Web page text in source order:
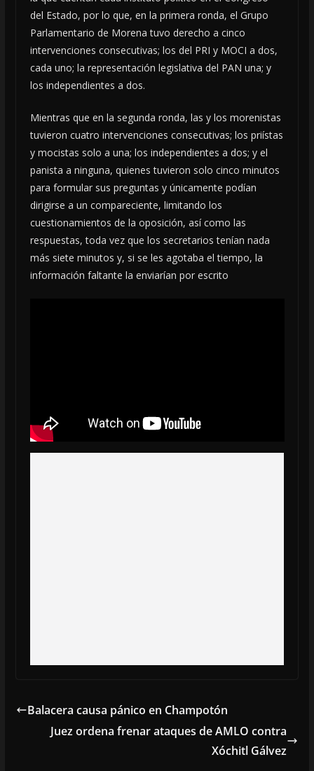
del Estado, por lo que, en la primera ronda, el Grupo
Parlamentario de Morena tuvo derecho a cinco
intervenciones consecutivas; los del PRI y MOCI a dos,
cada uno; la representación legislativa del PAN una; y
los independientes a dos.
Mientras que en la segunda ronda, las y los morenistas
tuvieron cuatro intervenciones consecutivas; los priístas
y mocistas solo a una; los independientes a dos; y el
panista a ninguna, quienes tuvieron solo cinco minutos
para formular sus preguntas y únicamente podían
dirigirse a un compareciente, limitando los
cuestionamientos de la oposición, así como las
respuestas, toda vez que los secretarios tenían nada
más siete minutos y, si se les agotaba el tiempo, la
información faltante la enviarían por escrito
Balacera causa pánico en Champotón
Juez ordena frenar ataques de AMLO contra
Xóchitl Gálvez